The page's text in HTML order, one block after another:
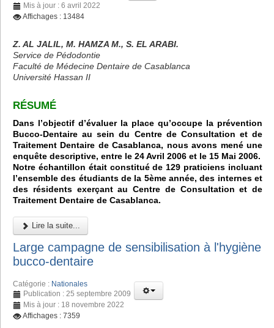
Mis à jour : 6 avril 2022
Affichages : 13484
Z. AL JALIL, M. HAMZA M., S. EL ARABI.
Service de Pédodontie
Faculté de Médecine Dentaire de Casablanca
Université Hassan II
RÉSUMÉ
Dans l’objectif d’évaluer la place qu’occupe la prévention
Bucco-Dentaire au sein du Centre de Consultation et de
Traitement Dentaire de Casablanca, nous avons mené une
enquête descriptive, entre le 24 Avril 2006 et le 15 Mai 2006.
Notre échantillon était constitué de 129 praticiens incluant
l’ensemble des étudiants de la 5ème année, des internes et
des résidents exerçant au Centre de Consultation et de
Traitement Dentaire de Casablanca.
Lire la suite...
Large campagne de sensibilisation à l'hygiène
bucco-dentaire
Catégorie : Nationales
Publication : 25 septembre 2009
Mis à jour : 18 novembre 2022
Affichages : 7359